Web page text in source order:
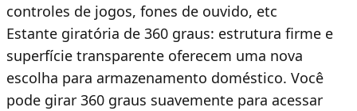
controles de jogos, fones de ouvido, etc
Estante giratória de 360 graus: estrutura firme e
superfície transparente oferecem uma nova
escolha para armazenamento doméstico. Você
pode girar 360 graus suavemente para acessar